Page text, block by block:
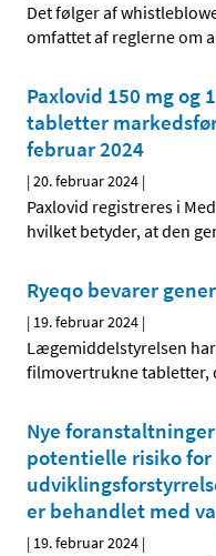
Det følger af
omfattet af reglerne om
Paxlovid 150 mg og
tabletter
februar 2024
|20. februar 2024 |
Paxlovid registreres i
hvilket betyder, at den
Ryeqo bevarer
| 19. februar 2024 |
Lægemiddelstyrelsen
filmovertrukne tabletter,
Nye
potentielle risiko for
er behandlet med
| 19. februar 2024 |